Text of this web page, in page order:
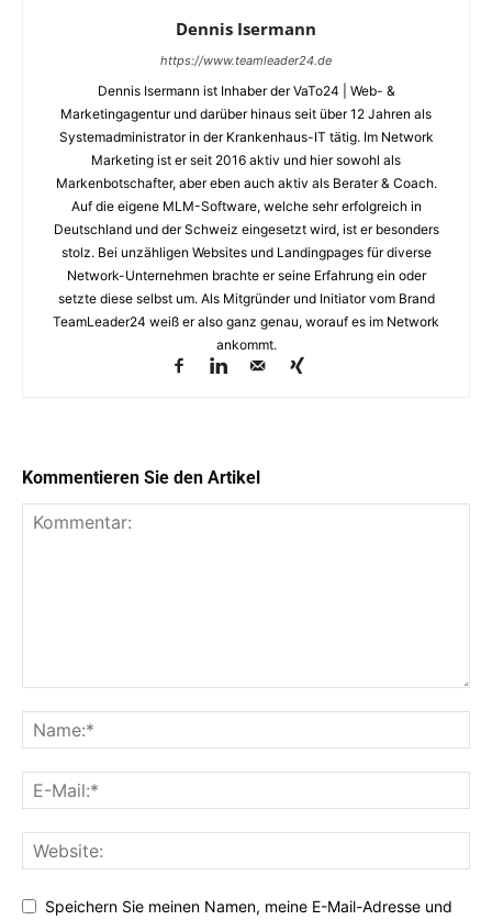
Dennis Isermann
https://www.teamleader24.de
Dennis Isermann ist Inhaber der VaTo24 | Web- &
Marketingagentur und darüber hinaus seit über 12 Jahren als
Systemadministrator in der Krankenhaus-IT tätig. Im Network
Marketing ist er seit 2016 aktiv und hier sowohl als
Markenbotschafter, aber eben auch aktiv als Berater & Coach.
Auf die eigene MLM-Software, welche sehr erfolgreich in
Deutschland und der Schweiz eingesetzt wird, ist er besonders
stolz. Bei unzähligen Websites und Landingpages für diverse
Network-Unternehmen brachte er seine Erfahrung ein oder
setzte diese selbst um. Als Mitgründer und Initiator vom Brand
TeamLeader24 weiß er also ganz genau, worauf es im Network
ankommt.
Kommentieren Sie den Artikel
Speichern Sie meinen Namen, meine E-Mail-Adresse und